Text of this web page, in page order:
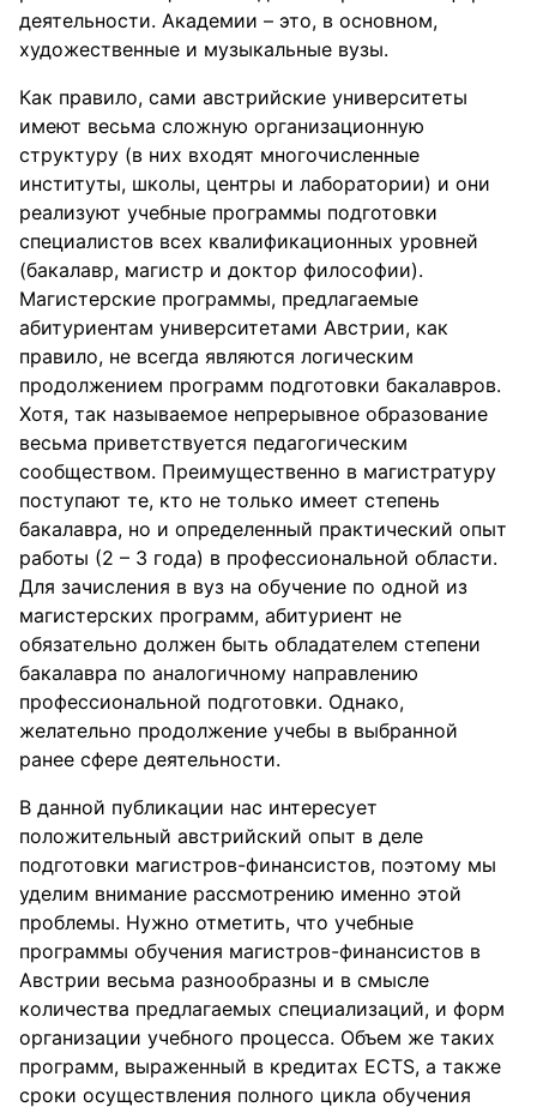
деятельности. Академии – это, в основном,
художественные и музыкальные вузы.
Как правило, сами австрийские университеты
имеют весьма сложную организационную
структуру (в них входят многочисленные
институты, школы, центры и лаборатории) и они
реализуют учебные программы подготовки
специалистов всех квалификационных уровней
(бакалавр, магистр и доктор философии).
Магистерские программы, предлагаемые
абитуриентам университетами Австрии, как
правило, не всегда являются логическим
продолжением программ подготовки бакалавров.
Хотя, так называемое непрерывное образование
весьма приветствуется педагогическим
сообществом. Преимущественно в магистратуру
поступают те, кто не только имеет степень
бакалавра, но и определенный практический опыт
работы (2 – 3 года) в профессиональной области.
Для зачисления в вуз на обучение по одной из
магистерских программ, абитуриент не
обязательно должен быть обладателем степени
бакалавра по аналогичному направлению
профессиональной подготовки. Однако,
желательно продолжение учебы в выбранной
ранее сфере деятельности.
В данной публикации нас интересует
положительный австрийский опыт в деле
подготовки магистров-финансистов, поэтому мы
уделим внимание рассмотрению именно этой
проблемы. Нужно отметить, что учебные
программы обучения магистров-финансистов в
Австрии весьма разнообразны и в смысле
количества предлагаемых специализаций, и форм
организации учебного процесса. Объем же таких
программ, выраженный в кредитах ECTS, а также
сроки осуществления полного цикла обучения